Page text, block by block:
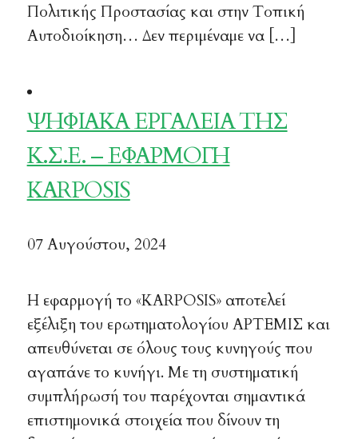
Πολιτικής Προστασίας και στην Τοπική
Αυτοδιοίκηση… Δεν περιμέναμε να […]
ΨΗΦΙΑΚΑ ΕΡΓΑΛΕΙΑ ΤΗΣ
Κ.Σ.Ε. – ΕΦΑΡΜΟΓΗ
KARPOSIS
07 Αυγούστου, 2024
Η εφαρμογή το «KARPOSIS» αποτελεί
εξέλιξη του ερωτηματολογίου ΑΡΤΕΜΙΣ και
απευθύνεται σε όλους τους κυνηγούς που
αγαπάνε το κυνήγι. Με τη συστηματική
συμπλήρωσή του παρέχονται σημαντικά
επιστημονικά στοιχεία που δίνουν τη